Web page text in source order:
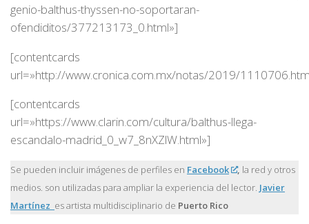
genio-balthus-thyssen-no-soportaran-
ofendiditos/377213173_0.html»]
[contentcards
url=»http://www.cronica.com.mx/notas/2019/
[contentcards
url=»https://www.clarin.com/cultura/balthus-llega-
escandalo-madrid_0_w7_8nXZlW.html»]
Se pueden incluir imágenes de perfiles en Facebook , la red y otros
medios. son utilizadas para ampliar la experiencia del lector. Javier
Martínez es artista multidisciplinario de Puerto Rico